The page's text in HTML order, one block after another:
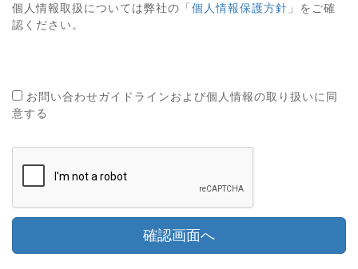
個人情報取扱については弊社の「個人情報保護方針 」をご確
認ください。
お問い合わせガイドラインおよび個人情報の取り扱いに同
意する
確認画面へ